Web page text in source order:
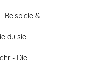
Beispiele &
du sie
- Die